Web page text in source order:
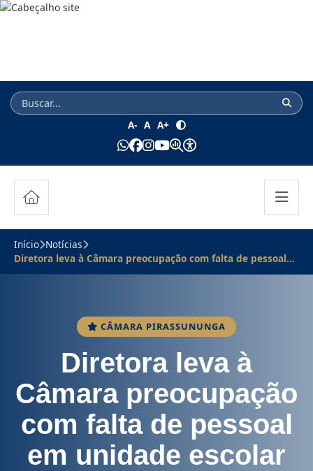
A- A A+
Início Notícias
Diretora leva à Câmara preocupação com falta de pessoal
em unidade escolar
CÂMARA PIRASSUNUNGA
Diretora leva à
Câmara preocupação
com falta de pessoal
em unidade escolar